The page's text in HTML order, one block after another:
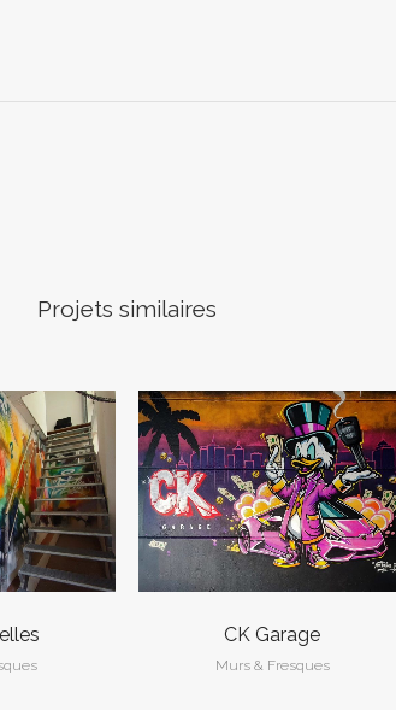
Projets similaires
VOIR
CK Garage
Murs & Fresques